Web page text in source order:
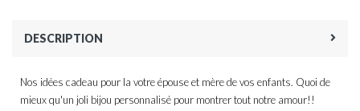
DESCRIPTION
Nos idées cadeau pour la votre épouse et mère de vos enfants. Quoi de
mieux qu'un joli bijou personnalisé pour montrer tout notre amour!!